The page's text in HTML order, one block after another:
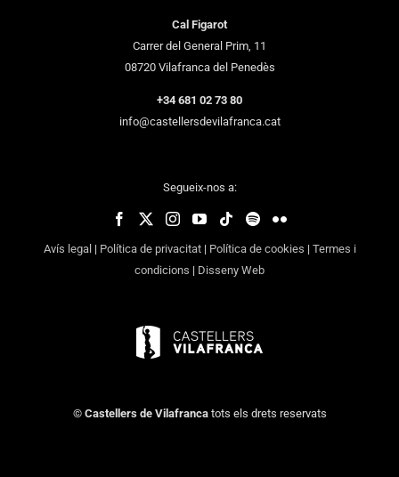
Cal Figarot
Carrer del General Prim, 11
08720 Vilafranca del Penedès
+34 681 02 73 80
info@castellersdevilafranca.cat
Segueix-nos a:
Avís legal | Política de privacitat| Política de cookies | Termes i
condicions | Disseny Web
© Castellers de Vilafrancatots els drets reservats